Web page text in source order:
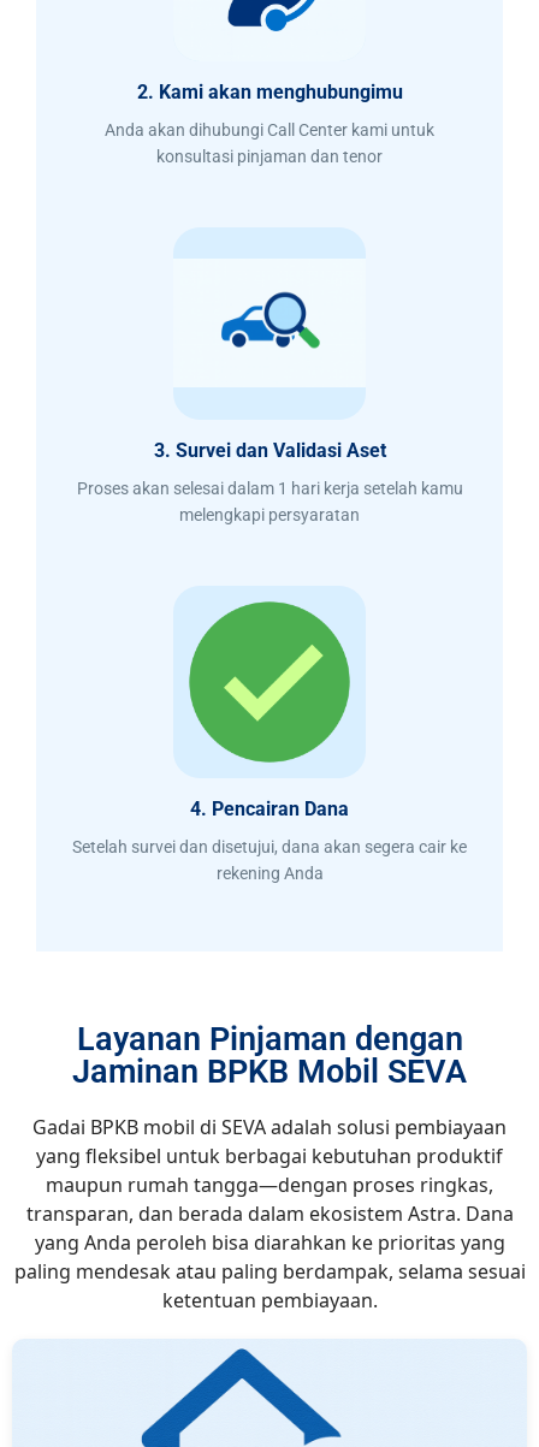
2. Kami akan menghubungimu
Anda akan dihubungi Call Center kami untuk
konsultasi pinjaman dan tenor
3. Survei dan Validasi Aset
Proses akan selesai dalam 1 hari kerja setelah kamu
melengkapi persyaratan
4. Pencairan Dana
Setelah survei dan disetujui, dana akan segera cair ke
rekening Anda
Layanan Pinjaman dengan
Jaminan BPKB Mobil SEVA
Gadai BPKB mobil di SEVA adalah solusi pembiayaan
yang fleksibel untuk berbagai kebutuhan produktif
maupun rumah tangga—dengan proses ringkas,
transparan, dan berada dalam ekosistem Astra. Dana
yang Anda peroleh bisa diarahkan ke prioritas yang
paling mendesak atau paling berdampak, selama sesuai
ketentuan pembiayaan.